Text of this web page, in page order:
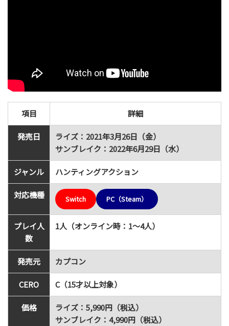
項目 詳細
発売日
ライズ：2021年3月26日（金）
サンブレイク：2022年6月29日（水）
ジャンル ハンティングアクション
対応機種 Switch PC（Steam）
プレイ人
数
1人（オンライン時：1～4人）
発売元 カプコン
CERO C（15才以上対象）
価格
ライズ：5,990円（税込）
サンブレイク：4,990円（税込）